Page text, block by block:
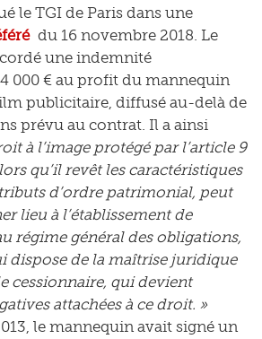
le TGI de Paris dans une
du 16 novembre 2018. Le
une indemnité
000 € au profit du mannequin
publicitaire, diffusé au-delà de
prévu au contrat. Il a ainsi
à l’image protégé par l’article 9
qu’il revêt les caractéristiques
d’ordre patrimonial, peut
lieu à l’établissement de
régime général des obligations,
dispose de la maîtrise juridique
cessionnaire, qui devient
attachées à ce droit. »
le mannequin avait signé un